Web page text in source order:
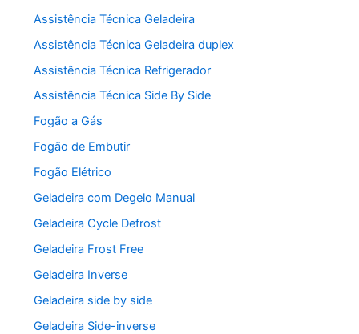
Assistência Técnica Geladeira
Assistência Técnica Geladeira duplex
Assistência Técnica Refrigerador
Assistência Técnica Side By Side
Fogão a Gás
Fogão de Embutir
Fogão Elétrico
Geladeira com Degelo Manual
Geladeira Cycle Defrost
Geladeira Frost Free
Geladeira Inverse
Geladeira side by side
Geladeira Side-inverse